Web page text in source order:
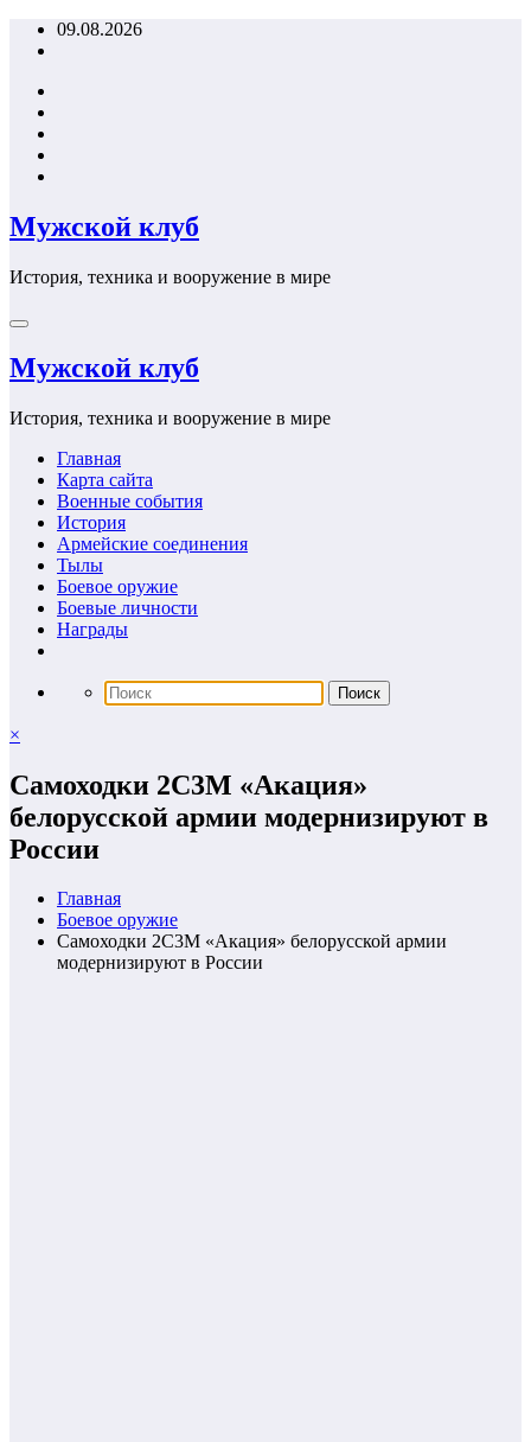
Перейти09.08.2026
Мужской клуб
История, техника и вооружение в мире
Мужской клуб
История, техника и вооружение в мире
Главная
Карта сайта
Военные события
История
Армейские соединения
Тылы
Боевое оружие
Боевые личности
Награды
×
Самоходки 2С3М «Акация»
белорусской армии модернизируют в
России
Главная
Боевое оружие
Самоходки 2С3М «Акация» белорусской армии
модернизируют в России